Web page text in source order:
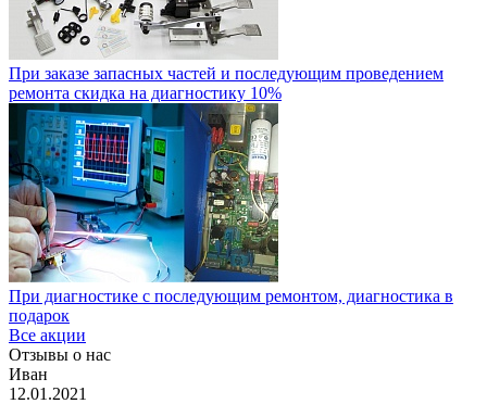
При заказе запасных частей и последующим проведением
ремонта скидка на диагностику 10%
При диагностике с последующим ремонтом, диагностика в
подарок
Все акции
Отзывы о нас
Иван
12.01.2021